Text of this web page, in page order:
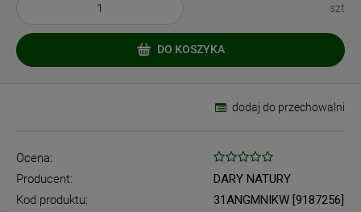
szt
DO KOSZYKA
dodaj do przechowalni
Ocena:
Producent:
DARY NATURY
Kod produktu:
31ANGMNIKW [9187256]